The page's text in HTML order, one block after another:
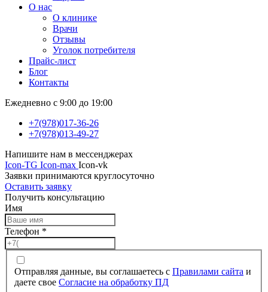
Врачи
Отзывы
Уголок потребителя
Прайс-лист
Блог
Контакты
Ежедневно с 9:00 до 19:00
+7(978)017-36-26
+7(978)013-49-27
Напишите нам в мессенджерах
Icon-TG Icon-max Icon-vk
Заявки принимаются круглосуточно
Оставить заявку
Получить консультацию
Имя
Телефон*
Отправляя данные, вы соглашаетесь с
даете свое Согласие на обработку ПД
Оставить заявку